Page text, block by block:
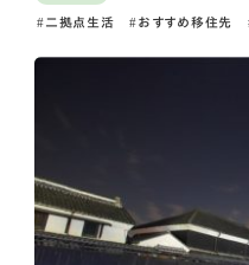
二拠点生活 おすすめ移住先